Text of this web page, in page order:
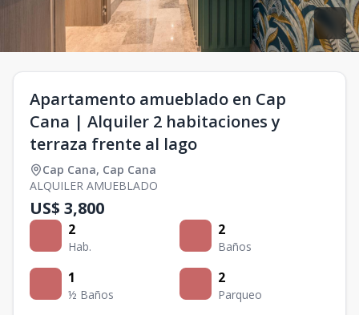
Apartamento amueblado en Cap
Cana | Alquiler 2 habitaciones y
terraza frente al lago
Cap Cana, Cap Cana
ALQUILER AMUEBLADO
US$ 3,800
2
Hab.
2
Baños
1
½ Baños
2
Parqueo